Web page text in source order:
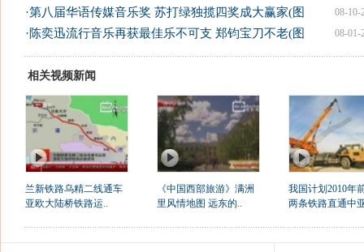
08-10-
·第八届华语传媒音乐奖 苏打绿独揽四奖成大赢家(图
08-01-
·陈奕迅流行音乐再获最佳乐不可支 郑钧宝刀不老(图
相关视频新闻
兰新铁路乌精二线通车
亚欧大陆桥铁路运..
《中国西部旅游》满洲
里风情地图 远东的..
我国计划2010年
两条铁路直通中